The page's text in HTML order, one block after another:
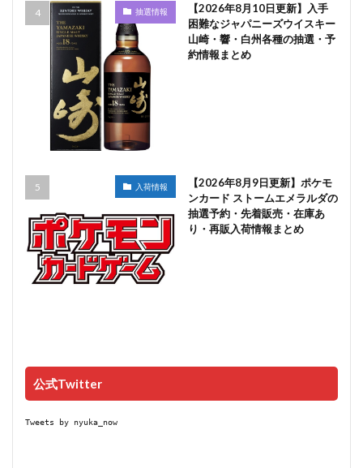
抽選情報
【2026年8月10日更新】入手
困難なジャパニーズウイスキー
山崎・響・白州各種の抽選・予
約情報まとめ
入荷情報
【2026年8月9日更新】ポケモ
ンカード ストームエメラルダの
抽選予約・先着販売・在庫あ
り・再販入荷情報まとめ
公式Twitter
Tweets by nyuka_now